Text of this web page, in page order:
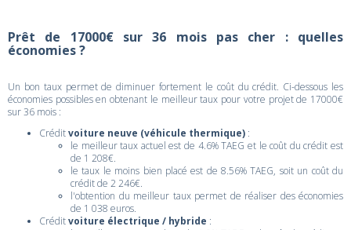
Prêt de 17000€ sur 36 mois pas cher : quelles
économies ?
Un bon taux permet de diminuer fortement le coût du crédit. Ci-dessous les
économies possibles en obtenant le meilleur taux pour votre projet de 17000€
sur 36 mois :
Créditvoiture neuve (véhicule thermique) :
le meilleur taux actuel est de 4.6% TAEG et le coût du crédit est
de 1 208€.
le taux le moins bien placé est de 8.56% TAEG, soit un coût du
crédit de 2 246€.
l'obtention du meilleur taux permet de réaliser des économies
de 1 038 euros.
Créditvoiture électrique / hybride :